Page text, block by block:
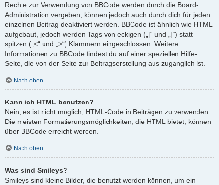
Rechte zur Verwendung von BBCode werden durch die Board-
Administration vergeben, können jedoch auch durch dich für jeden
einzelnen Beitrag deaktiviert werden. BBCode ist ähnlich wie HTML
aufgebaut, jedoch werden Tags von eckigen („[“ und „]“) statt
spitzen („<“ und „>“) Klammern eingeschlossen. Weitere
Informationen zu BBCode findest du auf einer speziellen Hilfe-
Seite, die von der Seite zur Beitragserstellung aus zugänglich ist.
Nach oben
Kann ich HTML benutzen?
Nein, es ist nicht möglich, HTML-Code in Beiträgen zu verwenden.
Die meisten Formatierungsmöglichkeiten, die HTML bietet, können
über BBCode erreicht werden.
Nach oben
Was sind Smileys?
Smileys sind kleine Bilder, die benutzt werden können, um ein